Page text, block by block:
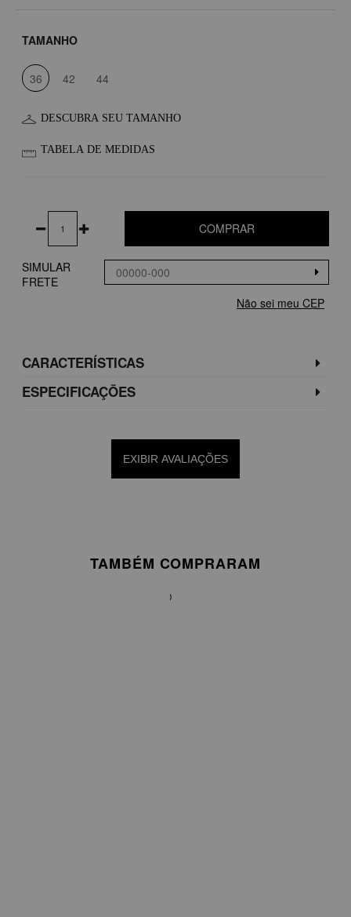
TAMANHO
36 42 44
DESCUBRA SEU TAMANHO
TABELA DE MEDIDAS
COMPRAR
SIMULAR
FRETE
Não sei meu CEP
CARACTERÍSTICAS
ESPECIFICAÇÕES
EXIBIR AVALIAÇÕES
TAMBÉM COMPRARAM